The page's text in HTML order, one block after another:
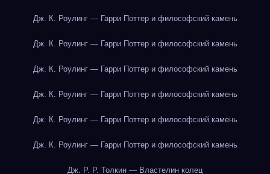
Дж. К. Роулинг — Гарри Поттер и философский камень
Дж. К. Роулинг — Гарри Поттер и философский камень
Дж. К. Роулинг — Гарри Поттер и философский камень
Дж. К. Роулинг — Гарри Поттер и философский камень
Дж. К. Роулинг — Гарри Поттер и философский камень
Дж. К. Роулинг — Гарри Поттер и философский камень
Дж. Р. Р. Толкин — Властелин колец